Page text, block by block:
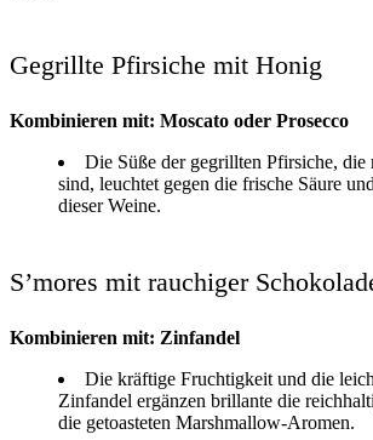
Gegrillte Pfirsiche mit Honig
Kombinieren mit: Moscato oder Prosecco
Die Süße der gegrillten Pfirsiche,
sind, leuchtet gegen die frische Säure
dieser Weine.
S’mores mit rauchiger
Kombinieren mit: Zinfandel
Die kräftige Fruchtigkeit und die
Zinfandel ergänzen brillante die
die getoasteten Marshmallow-Aromen.